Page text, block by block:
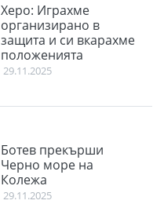
Херо: Играхме
организирано в
защита и си вкарахме
положенията
29.11.2025
Ботев прекърши
Черно море на
Колежа
29.11.2025